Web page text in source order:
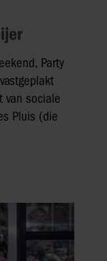
Party
van sociale
Pluis (die